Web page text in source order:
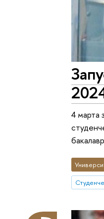
4 марта